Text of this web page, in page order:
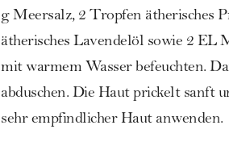
g Meersalz, 2 Tropfen ätherisches
ätherisches Lavendelöl sowie 2 EL
mit warmem Wasser befeuchten.
abduschen. Die Haut prickelt sanft
sehr empfindlicher Haut anwenden.